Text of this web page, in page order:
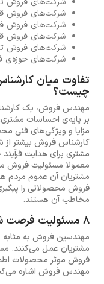
شرکت‌های فروش
شرکت‌های فروش
شرکت‌های فروش
شرکت‌های فروش
شرکت‌های حوزه‌ی
تفاوت میان
چیست؟
مهندس فروش، یک
بر پایه‌ی احساسات
مزایا و ویژگی‌های فنی
کارشناس فروش بیشتر
مشتری برای هدایت
معمولا مسئولیت فروش
مشتریان آن عموم مردم
فروش محصولاتی را
مخاطب آن هستند.
8 مسئولیت فرصت شغلی مهندس فروش
مهندسین فروش به
مشتریان عمل می‌کنند.
مهندس فروش اشاره